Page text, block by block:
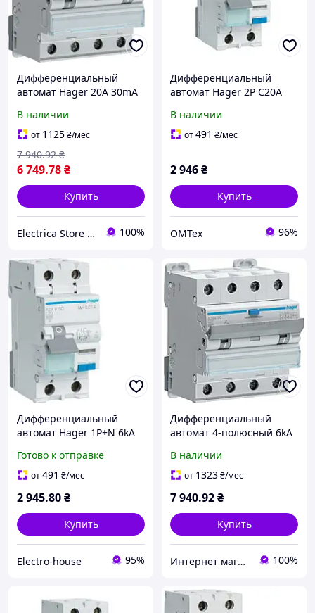
Дифференциальный
автомат Hager 20A 30mA
ADM470C
В наличии
от 1125₴/мес
6 749.78₴
7 940.92 ₴
Купить
Electrica Store - интернет магазин электротехники 100%
Дифференциальный
автомат Hager 2P C20A
В наличии
от491 ₴/мес
2 946₴
Купить
OMTex 96%
Дифференциальный
автомат Hager 1P+N 6kA
Готово к отправке
от491 ₴/мес
2 945.80₴
Купить
Electro-house 95%
Дифференциальный
автомат 4-полюсный 6kA
20/0,03А
В наличии
от 1323₴/мес
7 940.92₴
Купить
Интернет магазин "Мир Электрики" 100%